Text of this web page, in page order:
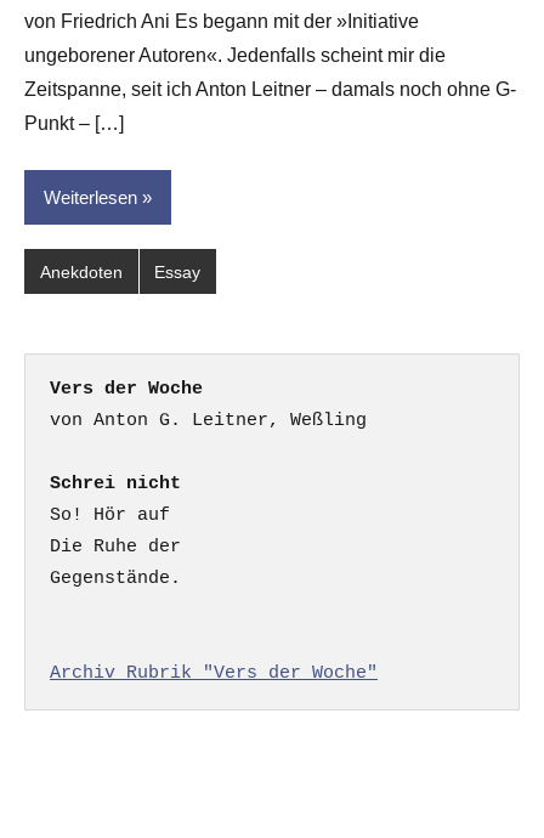
Leitner
von Friedrich Ani Es begann mit der »Initiative
ungeborener Autoren«. Jedenfalls scheint mir die
Zeitspanne, seit ich Anton Leitner – damals noch ohne G-
Punkt – […]
Weiterlesen
Anekdoten Essay
Vers der Woche
Schrei nicht
So! Hör auf
Die Ruhe der
Gegenstände.
Archiv Rubrik "Vers der Woche"